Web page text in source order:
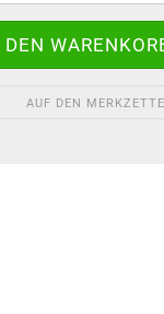
AUF DEN